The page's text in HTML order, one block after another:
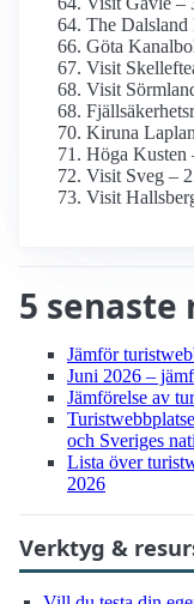
The Dalsland
Göta
Visit
Visit
Kiruna
Höga Kusten
Visit Sveg –
Visit
5
Jämför
Juni 2026 –
Jämförelse av
och Sveriges
Lista över
2026
Verktyg &